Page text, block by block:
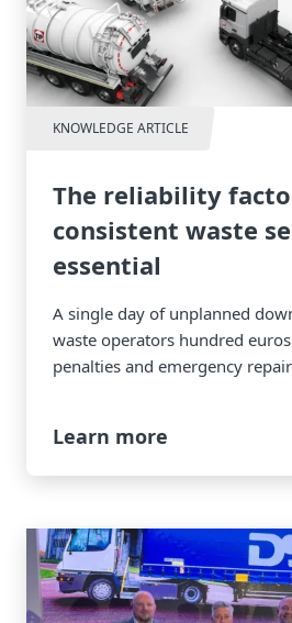
KNOWLEDGE ARTICLE
The reliability
consistent waste
essential
A single day of unplanned
waste operators hundred
penalties and emergency
Learn more